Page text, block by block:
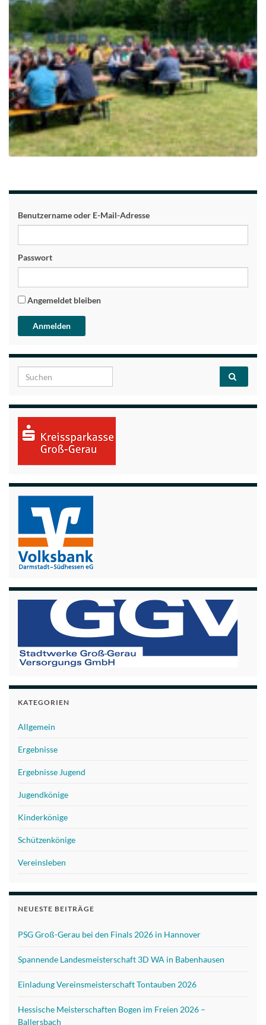
Benutzername oder E-Mail-Adresse
Passwort
Angemeldet bleiben
Search for:
KATEGORIEN
Allgemein
Ergebnisse
Ergebnisse Jugend
Jugendkönige
Kinderkönige
Schützenkönige
Vereinsleben
NEUESTE BEITRÄGE
PSG Groß-Gerau bei den Finals 2026 in Hannover
Spannende Landesmeisterschaft 3D WA in Babenhausen
Einladung Vereinsmeisterschaft Tontauben 2026
Hessische Meisterschaften Bogen im Freien 2026 –
Ballersbach